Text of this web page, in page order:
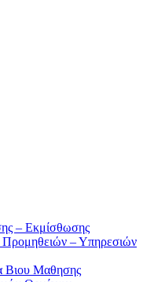
– Εκμίσθωσης
Προμηθειών – Υπηρεσιών
Βιου Μαθησης